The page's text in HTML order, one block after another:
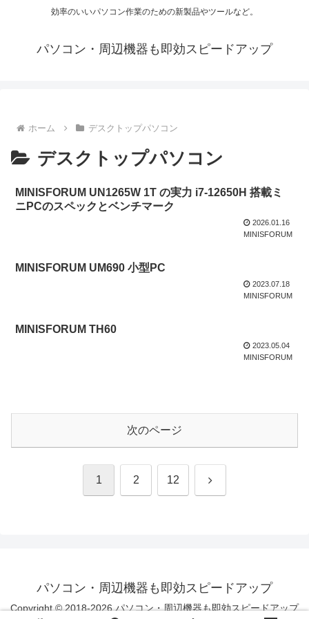
効率のいいパソコン作業のための新製品やツールなど。
パソコン・周辺機器も即効スピードアップ
ホーム デスクトップパソコン
デスクトップパソコン
MINISFORUM UN1265W 1T の実力 i7-12650H 搭載ミ
ニPCのスペックとベンチマーク
2026.01.16
MINISFORUM
MINISFORUM UM690 小型PC
2023.07.18
MINISFORUM
MINISFORUM TH60
2023.05.04
MINISFORUM
次のページ
1 2 12 次
パソコン・周辺機器も即効スピードアップ
Copyright © 2018-2026 パソコン・周辺機器も即効スピードアップ